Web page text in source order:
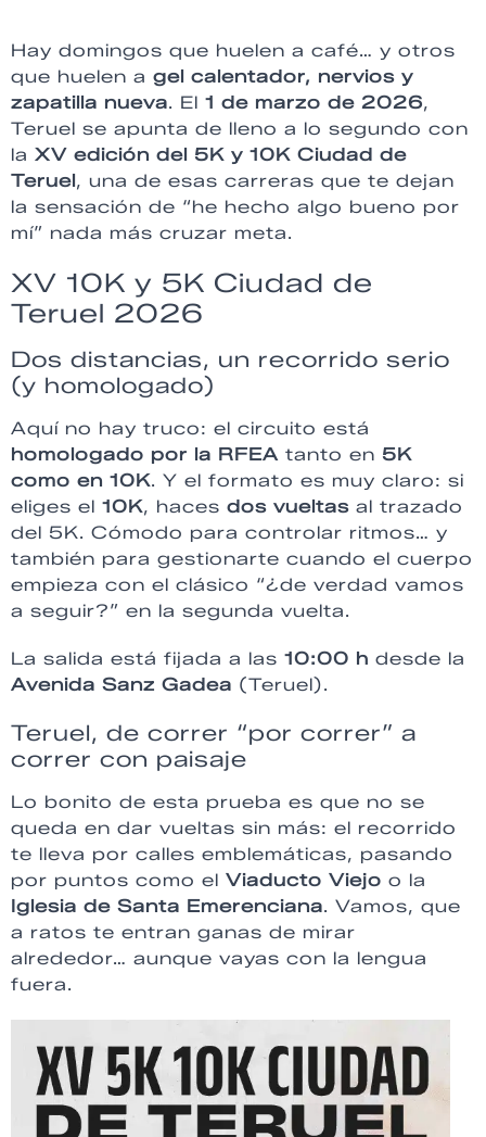
Hay domingos que huelen a café… y otros
que huelen a gel calentador, nervios y
zapatilla nueva. El 1 de marzo de 2026,
Teruel se apunta de lleno a lo segundo con
la XV edición del 5K y 10K Ciudad de
Teruel, una de esas carreras que te dejan
la sensación de “he hecho algo bueno por
mí” nada más cruzar meta.
XV 10K y 5K Ciudad de
Teruel 2026
Dos distancias, un recorrido serio
(y homologado)
Aquí no hay truco: el circuito está
homologado por la RFEA tanto en 5K
como en 10K. Y el formato es muy claro: si
eliges el 10K, haces dos vueltas al trazado
del 5K. Cómodo para controlar ritmos… y
también para gestionarte cuando el cuerpo
empieza con el clásico “¿de verdad vamos
a seguir?” en la segunda vuelta.
La salida está fijada a las 10:00 h desde la
Avenida Sanz Gadea (Teruel).
Teruel, de correr “por correr” a
correr con paisaje
Lo bonito de esta prueba es que no se
queda en dar vueltas sin más: el recorrido
te lleva por calles emblemáticas, pasando
por puntos como el Viaducto Viejo o la
Iglesia de Santa Emerenciana. Vamos, que
a ratos te entran ganas de mirar
alrededor… aunque vayas con la lengua
fuera.